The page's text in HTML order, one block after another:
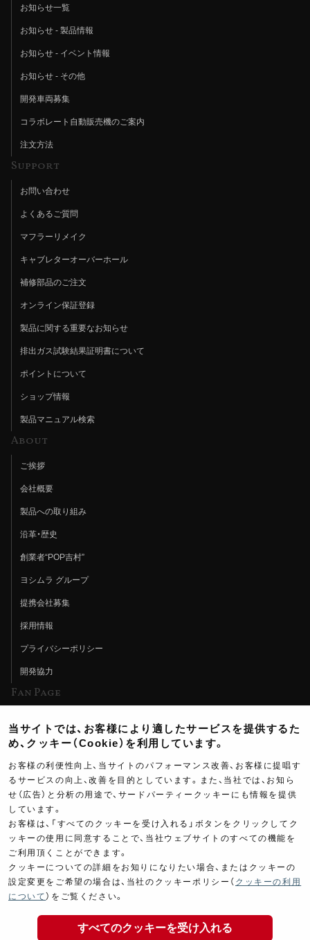
2,600(税込￥2,860)
お知らせ一覧
お知らせ - 製品情報
お知らせ - イベント情報
お知らせ - その他
開発車両募集
コラボレート自動販売機のご案内
注文方法
Support
お問い合わせ
よくあるご質問
マフラーリメイク
キャブレターオーバーホール
補修部品のご注文
オンライン保証登録
製品に関する重要なお知らせ
排出ガス試験結果証明書について
ポイントについて
ショップ情報
製品マニュアル検索
About
ご挨拶
会社概要
製品への取り組み
沿革・歴史
創業者“POP吉村”
ヨシムラ グループ
提携会社募集
採用情報
プライバシーポリシー
開発協力
Fan Page
ヨシムラTV
イベント情報
イベントスケジュール
ツーリングブレイクタイム
製品ポスター
Copyright ©YOSHIMURA JAPAN Co,Ltd. All Rights
当サイトでは、お客様により適したサービスを提供するた
め、クッキー（Cookie）を利用しています。
お客様の利便性向上、当サイトのパフォーマンス改善、お客様に提唱す
るサービスの向上、改善を目的としています。また、当社では、お知ら
せ（広告）と分析の用途で、サードパーティークッキーにも情報を提供
しています。
お客様は、「すべてのクッキーを受け入れる」ボタンをクリックしてク
ッキーの使用に同意することで、当社ウェブサイトのすべての機能を
ご利用頂くことができます。
クッキーについての詳細をお知りになりたい場合、またはクッキーの
設定変更をご希望の場合は、当社のクッキーポリシー（ クッキーの利用
について ）をご覧ください。
すべてのクッキーを受け入れる